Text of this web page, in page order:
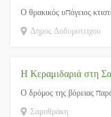
Ο θρακικός υπόγειος
Δημος Δοδυμοτειχου
Η Κεραμιδαριά στη
Ο δρόμος της βόρειας
Σαμοθράκη